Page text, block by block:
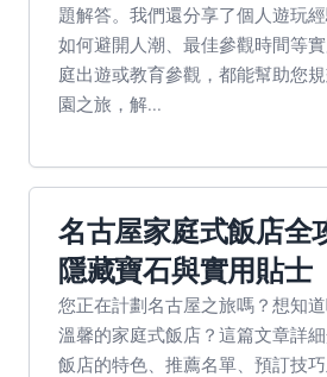
題解答。我們還分享了個人遊玩
如何避開人潮、最佳參觀時間等
庭出遊或教育參觀，都能幫助您
園之旅，解...
名古屋家庭式飯店全
隱藏寶石與實用貼士
您正在計劃名古屋之旅嗎？想知
溫馨的家庭式飯店？這篇文章詳
飯店的特色、推薦名單、預訂技